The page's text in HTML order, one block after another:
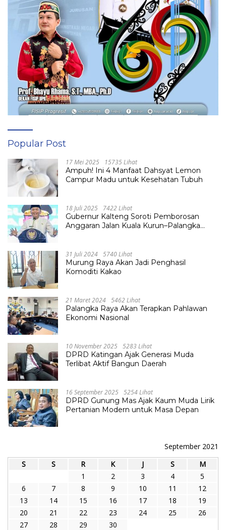
Popular Post
17 Mei 2025 15735 Lihat
Ampuh! Ini 4 Manfaat Dahsyat Lemon
Campur Madu untuk Kesehatan Tubuh
18 Juli 2025 7422 Lihat
Gubernur Kalteng Soroti Pemborosan
Anggaran Jalan Kuala Kurun–Palangka
31 Juli 2024 5740 Lihat
Murung Raya Akan Jadi Penghasil
Komoditi Kakao
21 Maret 2024 5462 Lihat
Palangka Raya Akan Terapkan Pahlawan
Ekonomi Nasional
10 November 2025 5283 Lihat
DPRD Katingan Ajak Generasi Muda
Terlibat Aktif Bangun Daerah
16 September 2025 5254 Lihat
DPRD Gunung Mas Ajak Kaum Muda Lirik
Pertanian Modern untuk Masa Depan
September 2021
S
S R K J S
M
1
2 3 4
5
6
7 8 9 10 11
12
13
14 15 16 17 18
19
20
21 22 23 24 25
26
27
28 29 30